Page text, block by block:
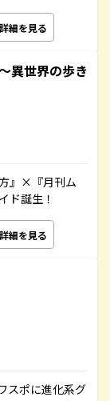
詳細を見る
世界の歩き
』×『月刊ム
ド誕生！
詳細を見る
スポに進化系グ